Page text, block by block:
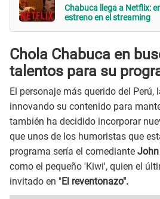
Chabuca llega a Netflix:
estreno en el streaming
Chola Chabuca en
talentos para su
El personaje más querido del Perú,
innovando su contenido para
también ha decidido incorporar
que unos de los humoristas que
programa sería el comediante
como el pequeño 'Kiwi', quien el
invitado en "El reventonazo".